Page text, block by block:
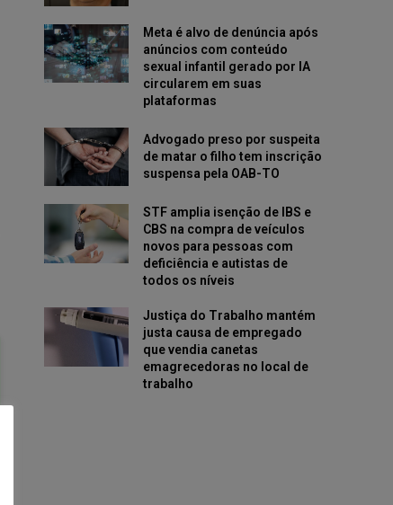
Meta é alvo de denúncia após
anúncios com conteúdo
sexual infantil gerado por IA
circularem em suas
plataformas
Advogado preso por suspeita
de matar o filho tem inscrição
suspensa pela OAB-TO
STF amplia isenção de IBS e
CBS na compra de veículos
novos para pessoas com
deficiência e autistas de
todos os níveis
Justiça do Trabalho mantém
justa causa de empregado
que vendia canetas
emagrecedoras no local de
trabalho